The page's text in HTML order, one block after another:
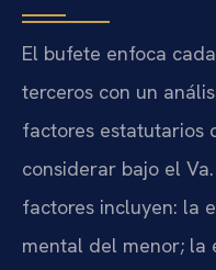
El bufete enfoca
terceros con un
factores estatutarios
considerar bajo el
factores incluyen: la
mental del menor; la